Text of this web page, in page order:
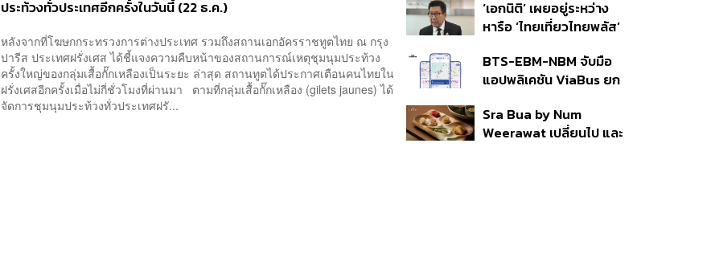
ประท้วงทั่วประเทศอีกครั้งในวันนี้ (22 ธ.ค.)
หลังจากที่โฆษกกระทรวงการต่างประเทศ รวมถึงสถานเอกอัครราชทูตไทย ณ กรุง
ปารีส ประเทศฝรั่งเศส ได้ชี้แจงความคืบหน้าของสถานการณ์เหตุชุมนุมประท้วง
ครั้งใหญ่ของกลุ่มเสื้อกั๊กเหลืองเป็นระยะ ล่าสุด สถานทูตได้ประกาศเตือนคนไทยใน
ฝรั่งเศสอีกครั้งเมื่อไม่กี่ชั่วโมงที่ผ่านมา ตามที่กลุ่มเสื้อกั๊กเหลือง (gilets jaunes) ได้
จัดการชุมนุมประท้วงทั่วประเทศฝรั...
ก.ย.นี้ อาจเพิ่มสัดส่วนการ
ขายแบบ Small Lot First
‘เอกนิติ’ เผยอยู่ระหว่าง
หารือ ‘ไทยเที่ยวไทยพลัส’
แสนล้าน มั่นใจงบต่อ ‘ไทย
ช่วยไทย พลัส’ เฟส 2 มี
BTS-EBM-NBM จับมือ
แอปพลิเคชัน ViaBus ยก
รถไฟฟ้า 3 สายแบบเรียล
ไทม์
Sra Bua by Num
Weerawat เปลี่ยนไป และ